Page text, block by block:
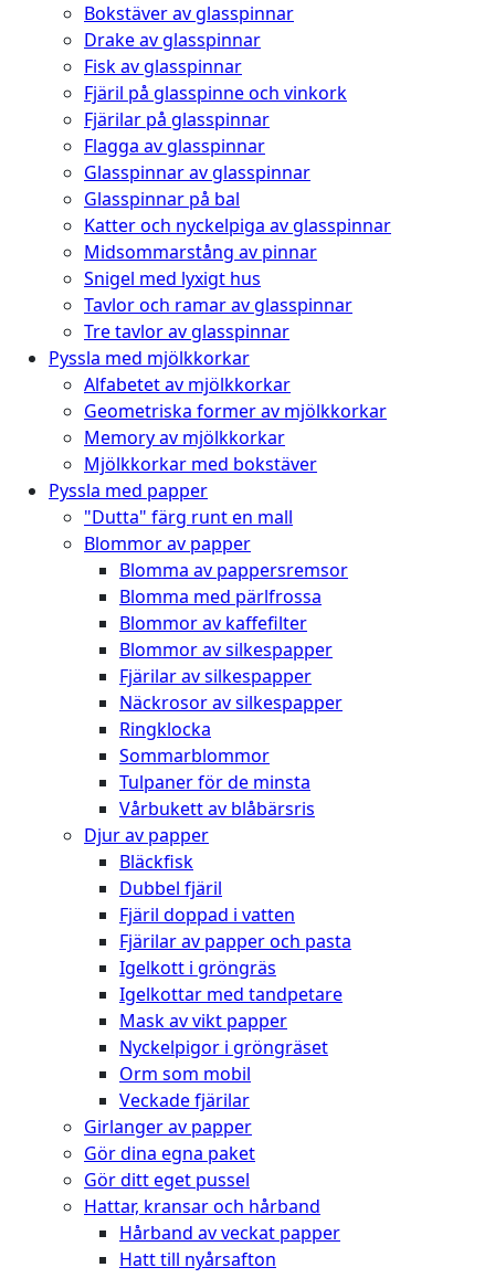
Bokstäver av glasspinnar
Drake av glasspinnar
Fisk av glasspinnar
Fjäril på glasspinne och vinkork
Fjärilar på glasspinnar
Flagga av glasspinnar
Glasspinnar av glasspinnar
Glasspinnar på bal
Katter och nyckelpiga av glasspinnar
Midsommarstång av pinnar
Snigel med lyxigt hus
Tavlor och ramar av glasspinnar
Tre tavlor av glasspinnar
Pyssla med mjölkkorkar
Alfabetet av mjölkkorkar
Geometriska former av mjölkkorkar
Memory av mjölkkorkar
Mjölkkorkar med bokstäver
Pyssla med papper
"Dutta" färg runt en mall
Blommor av papper
Blomma av pappersremsor
Blomma med pärlfrossa
Blommor av kaffefilter
Blommor av silkespapper
Fjärilar av silkespapper
Näckrosor av silkespapper
Ringklocka
Sommarblommor
Tulpaner för de minsta
Vårbukett av blåbärsris
Djur av papper
Bläckfisk
Dubbel fjäril
Fjäril doppad i vatten
Fjärilar av papper och pasta
Igelkott i gröngräs
Igelkottar med tandpetare
Mask av vikt papper
Nyckelpigor i gröngräset
Orm som mobil
Veckade fjärilar
Girlanger av papper
Gör dina egna paket
Gör ditt eget pussel
Hattar, kransar och hårband
Hårband av veckat papper
Hatt till nyårsafton